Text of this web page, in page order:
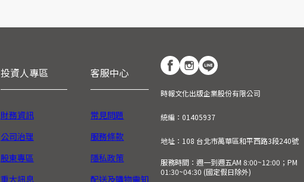
投資人專區
財務資訊
公司治理
股東專區
重大訊息
客服中心
常見問題
服務條款
隱私政策
配送及購物需知
時報文化出版企業股份有限公司
統編：01405937
地址：108 台北市萬華區和平西路3段240號
服務時間：週一到週五AM 8:00~12:00；PM
01:30~04:30 (國定假日除外)